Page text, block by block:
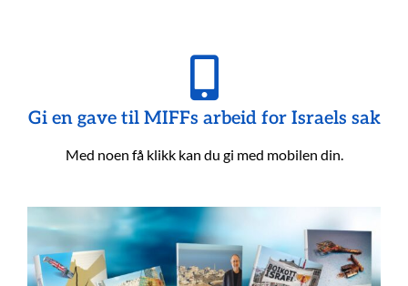
Gi en gave til MIFFs arbeid for Israels sak
Med noen få klikk kan du gi med mobilen din.